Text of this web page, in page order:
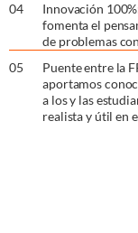
04
Innovación
fomenta el
de problemas
05
Puente entre la
aportamos
a los y las
realista y útil en